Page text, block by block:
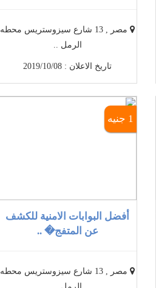
مصر , 13 شارع سيزوستريس محطه
الرمل ..
تاريخ الاعلان : 2019/10/08
1 جنيه
أفضل البوابات الامنية للكشف
عن المتفج� ..
مصر , 13 شارع سيزوستريس محطه
الرمل ..